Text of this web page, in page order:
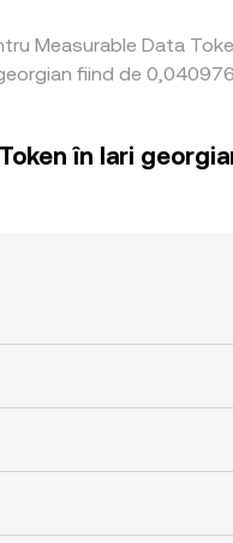
Measurable Data
fiind de
în lari